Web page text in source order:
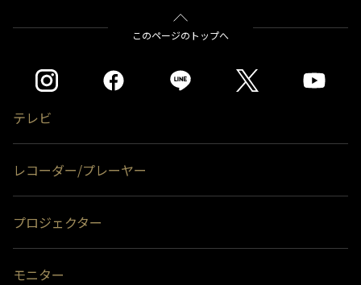
このページのトップへ
テレビ
レコーダー/プレーヤー
プロジェクター
モニター